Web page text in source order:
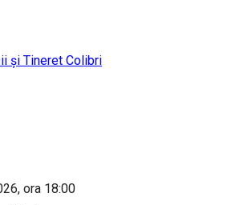
și Tineret Colibri
ora 18:00